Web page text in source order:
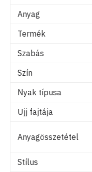
Anyag
Termék
Szabás
Szín
Nyak típusa
Ujj fajtája
Anyagösszetétel
Stílus